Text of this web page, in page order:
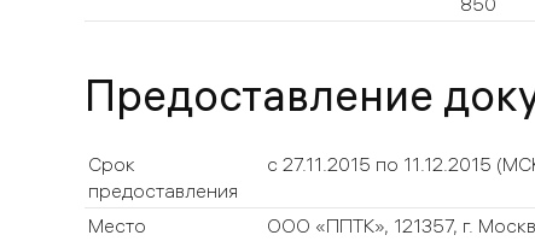
Предоставление
Срок
предоставления
с 27.11.2015 по 11.12.2015
Место
ООО «ППТК», 121357, г.